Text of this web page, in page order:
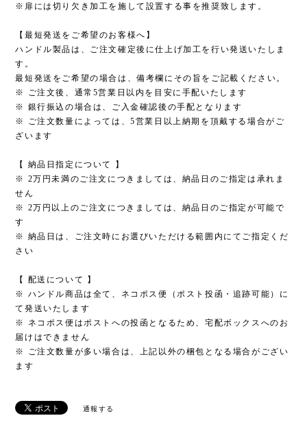
※扉には切り欠き加工を施して設置する事を推奨致します。
【最短発送をご希望のお客様へ】
ハンドル製品は、ご注文確定後に仕上げ加工を行い発送いたしま
す。
最短発送をご希望の場合は、備考欄にその旨をご記載ください。
※ ご注文後、通常5営業日以内を目安に手配いたします
※ 銀行振込の場合は、ご入金確認後の手配となります
※ ご注文数量によっては、5営業日以上納期を頂戴する場合がご
ざいます
【 納品日指定について 】
※ 2万円未満のご注文につきましては、納品日のご指定は承れま
せん
※ 2万円以上のご注文につきましては、納品日のご指定が可能で
す
※ 納品日は、ご注文時にお選びいただける範囲内にてご指定くだ
さい
【 配送について 】
※ ハンドル商品は全て、ネコポス便（ポスト投函・追跡可能）に
て発送いたします
※ ネコポス便はポストへの投函となるため、宅配ボックスへのお
届けはできません
※ ご注文数量が多い場合は、上記以外の梱包となる場合がござい
ます
通報する